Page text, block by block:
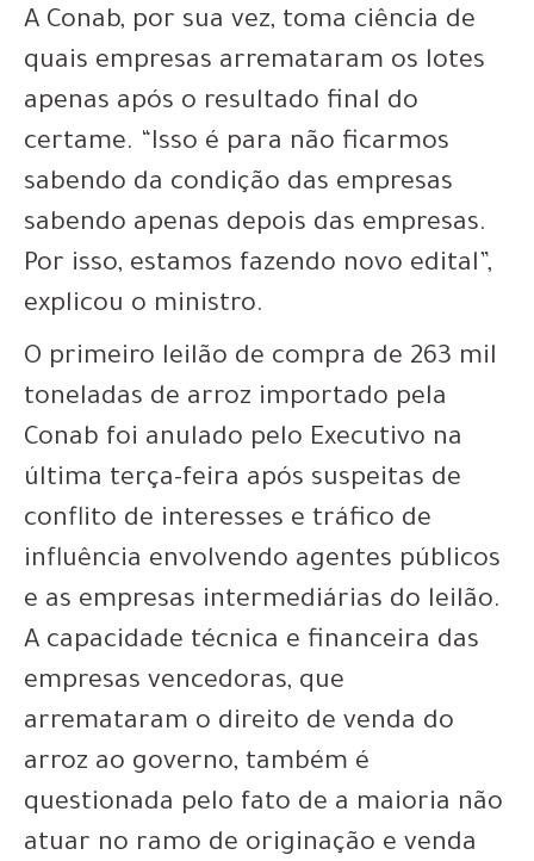
A Conab, por sua vez, toma ciência de
quais empresas arremataram os lotes
apenas após o resultado final do
certame. “Isso é para não ficarmos
sabendo da condição das empresas
sabendo apenas depois das empresas.
Por isso, estamos fazendo novo edital”,
explicou o ministro.
O primeiro leilão de compra de 263 mil
toneladas de arroz importado pela
Conab foi anulado pelo Executivo na
última terça-feira após suspeitas de
conflito de interesses e tráfico de
influência envolvendo agentes públicos
e as empresas intermediárias do leilão.
A capacidade técnica e financeira das
empresas vencedoras, que
arremataram o direito de venda do
arroz ao governo, também é
questionada pelo fato de a maioria não
atuar no ramo de originação e venda